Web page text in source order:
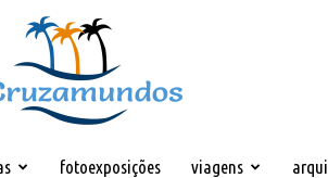
fotoexposições viagens